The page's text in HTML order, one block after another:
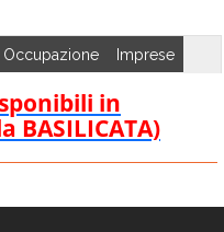
Occupazione Imprese
in
BASILICATA)